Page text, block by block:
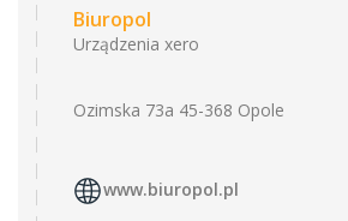
Biuropol
Urządzenia xero
Ozimska 73a 45-368 Opole
www.biuropol.pl